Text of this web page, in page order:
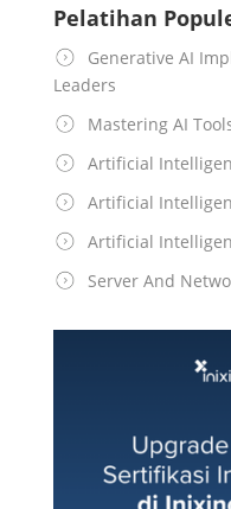
Pelatihan
Generative AI
Leaders
Mastering AI
Artificial
Artificial
Artificial
Server And